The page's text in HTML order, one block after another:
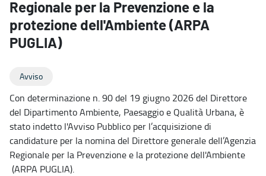
Regionale per la Prevenzione e la
protezione dell'Ambiente (ARPA
PUGLIA)
Avviso
Con determinazione n. 90 del 19 giugno 2026 del Direttore
del Dipartimento Ambiente, Paesaggio e Qualità Urbana, è
stato indetto l'Avviso Pubblico per l’acquisizione di
candidature per la nomina del Direttore generale dell’Agenzia
Regionale per la Prevenzione e la protezione dell'Ambiente
(ARPA PUGLIA).